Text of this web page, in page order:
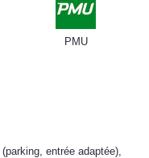
PMU
(parking, entrée adaptée),